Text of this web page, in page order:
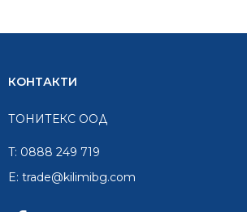
КОНТАКТИ
ТОНИТЕКС ООД
T: 0888 249 719
E: trade@kilimibg.com